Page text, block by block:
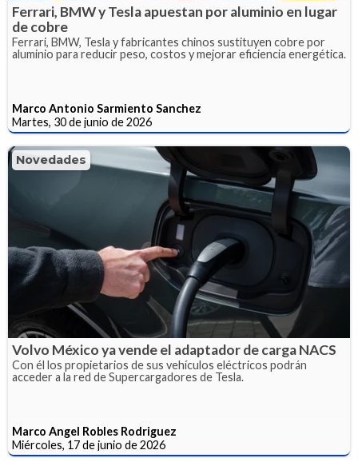
Ferrari, BMW y Tesla apuestan por aluminio en lugar
de cobre
Ferrari, BMW, Tesla y fabricantes chinos sustituyen cobre por
aluminio para reducir peso, costos y mejorar eficiencia energética.
Marco Antonio Sarmiento Sanchez
Martes, 30 de junio de 2026
Novedades
Volvo México ya vende el adaptador de carga NACS
Con él los propietarios de sus vehículos eléctricos podrán
acceder a la red de Supercargadores de Tesla.
Marco Angel Robles Rodriguez
Miércoles, 17 de junio de 2026